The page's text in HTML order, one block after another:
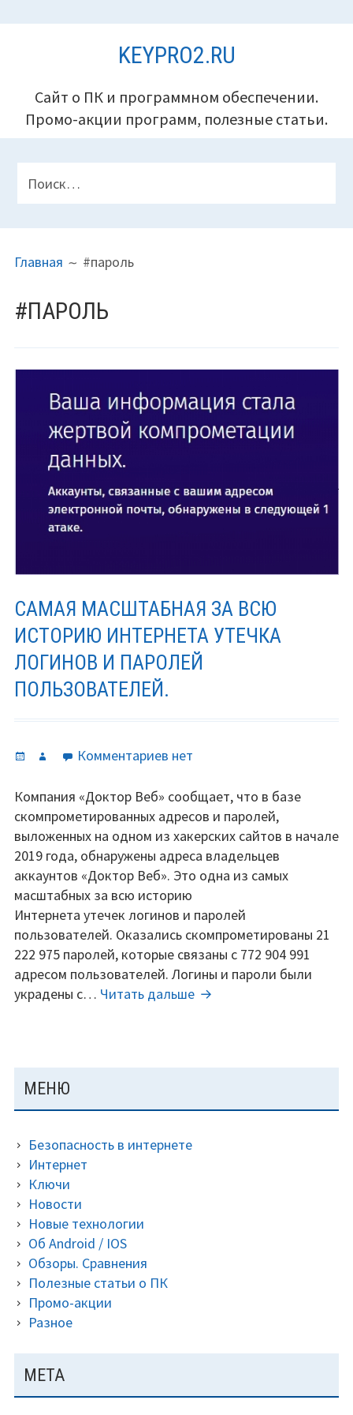
KEYPRO2.RU
Сайт о ПК и программном обеспечении.
Промо-акции программ, полезные статьи.
ВЕРХНЕГО
КОЛОНТИТУЛА
Найти:
НА
(ХЛЕБНЫЕ
КРОШКИ)
Главная #пароль
#ПАРОЛЬ
САМАЯ МАСШТАБНАЯ ЗА ВСЮ
ИСТОРИЮ ИНТЕРНЕТА УТЕЧКА
ЛОГИНОВ И ПАРОЛЕЙ
ПОЛЬЗОВАТЕЛЕЙ.
Опубликовано
Автор Комментариевк
Самая
масштабная
за
всю
историю
Интернета
утечка
логинов
и
паролей
пользователей.
нет
Компания «Доктор Веб» сообщает, что в базе
скомпрометированных адресов и паролей,
выложенных на одном из хакерских сайтов в начале
2019 года, обнаружены адреса владельцев
аккаунтов «Доктор Веб». Это одна из самых
масштабных за всю историю
Интернета утечек логинов и паролей
пользователей. Оказались скомпрометированы 21
222 975 паролей, которые связаны с 772 904 991
адресом пользователей. Логины и пароли были
украдены с… Читать дальше Самая
историю
утечка
ОСНОВНАЯ
ПАНЕЛЬ
МЕНЮ
Безопасность в интернете
Интернет
Ключи
Новости
Новые технологии
Об Android / IOS
Обзоры. Сравнения
Полезные статьи о ПК
Промо-акции
Разное
МЕТА